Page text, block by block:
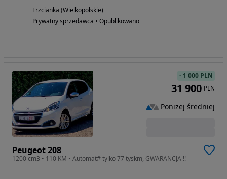
Trzcianka (Wielkopolskie)
Prywatny sprzedawca • Opublikowano
Peugeot 208
1200 cm3 • 110 KM • Automat# tylko 77 tyskm, GWARANCJA !!
- 1 000 PLN
31 900 PLN
Poniżej średniej